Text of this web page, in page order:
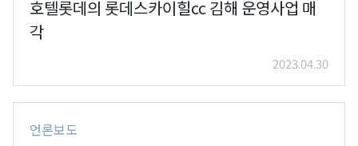
호텔롯데의 롯데스카이힐cc 김해 운영사업 매
각
2023.04.30
언론보도